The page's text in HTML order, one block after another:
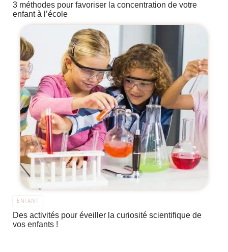
3 méthodes pour favoriser la concentration de votre
enfant à l’école
ENFANT
Des activités pour éveiller la curiosité scientifique de
vos enfants !